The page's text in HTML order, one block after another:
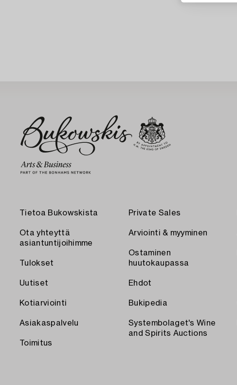
Tietoa Bukowskista
Ota yhteyttä
asiantuntijoihimme
Tulokset
Uutiset
Kotiarviointi
Asiakaspalvelu
Toimitus
Private Sales
Arviointi & myyminen
Ostaminen
huutokaupassa
Ehdot
Bukipedia
Systembolaget's Wine
and Spirits Auctions